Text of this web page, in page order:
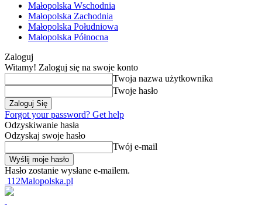
Małopolska Wschodnia
Małopolska Zachodnia
Małopolska Południowa
Małopolska Północna
Zaloguj
Witamy! Zaloguj się na swoje konto
Twoja nazwa użytkownika
Twoje hasło
Forgot your password? Get help
Odzyskiwanie hasła
Odzyskaj swoje hasło
Twój e-mail
Hasło zostanie wysłane e-mailem.
112Malopolska.pl